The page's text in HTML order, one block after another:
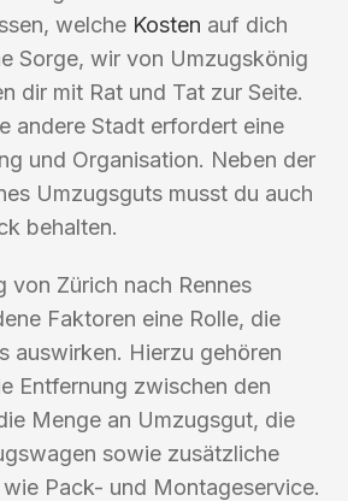
welche Kosten auf dich
Sorge, wir von Umzugskönig
dir mit Rat und Tat zur Seite.
andere Stadt erfordert eine
und Organisation. Neben der
Umzugsguts musst du auch
behalten.
von Zürich nach Rennes
Faktoren eine Rolle, die
auswirken. Hierzu gehören
Entfernung zwischen den
Menge an Umzugsgut, die
sowie zusätzliche
Pack- und Montageservice.